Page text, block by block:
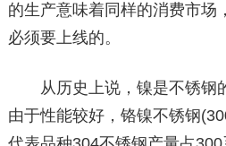
的生产意味着同样的消费市场
必须要上线的。
从历史上说，镍是不锈钢的
由于性能较好，铬镍不锈钢